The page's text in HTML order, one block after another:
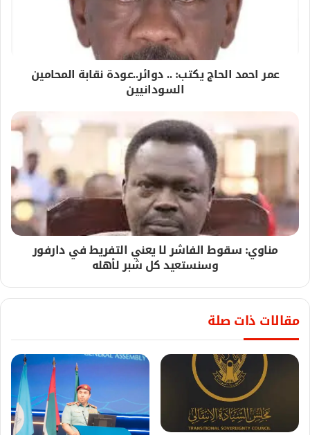
عمر احمد الحاج يكتب: .. دوائر..عودة نقابة المحامين
السودانيين
مناوي: سقوط الفاشر لا يعني التفريط في دارفور
وسنستعيد كل شبر لأهله
مقالات ذات صلة